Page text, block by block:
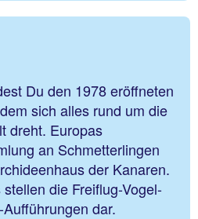
Du den 1978 eröffneten
sich alles rund um die
dreht. Europas
an Schmetterlingen
der Kanaren.
die Freiflug-Vogel-
dar.